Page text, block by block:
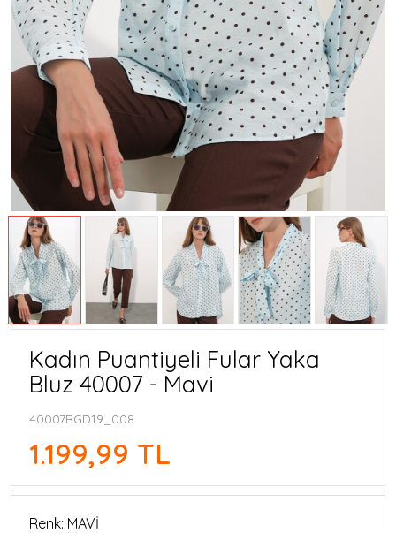
Kadın Puantiyeli Fular Yaka
Bluz 40007 - Mavi
40007BGD19_008
1.199,99 TL
Renk: MAVİ